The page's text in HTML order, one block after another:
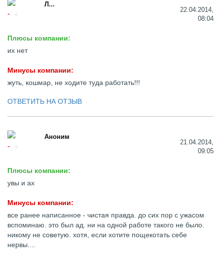
Л...
22.04.2014,
08:04
Плюсы компании:
их нет
Минусы компании:
жуть, кошмар, не ходите туда работать!!!
ОТВЕТИТЬ НА ОТЗЫВ
Аноним
21.04.2014,
09:05
Плюсы компании:
увы и ах
Минусы компании:
все ранее написанное - чистая правда. до сих пор с ужасом
вспоминаю. это был ад. ни на одной работе такого не было.
никому не советую. хотя, если хотите пощекотать себе
нервы....